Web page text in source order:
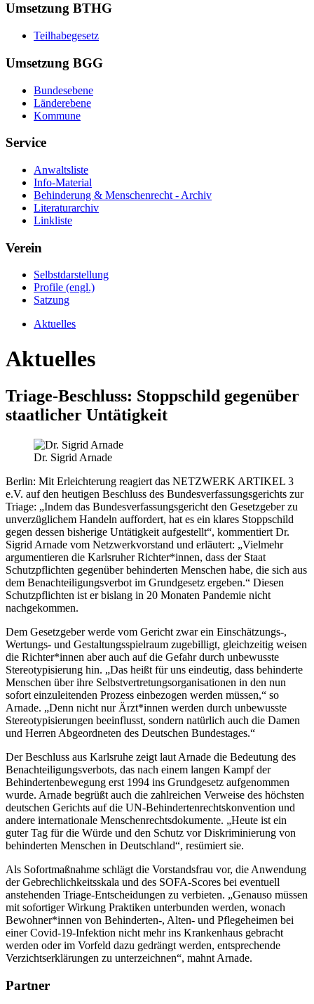
Umsetzung BTHG
Teilhabegesetz
Umsetzung BGG
Bundesebene
Länderebene
Kommune
Service
Anwaltsliste
Info-Material
Behinderung & Menschenrecht - Archiv
Literaturarchiv
Linkliste
Verein
Selbstdarstellung
Profile (engl.)
Satzung
Aktuelles
Aktuelles
Triage-Beschluss: Stoppschild gegenüber
staatlicher Untätigkeit
Dr. Sigrid Arnade
Berlin: Mit Erleichterung reagiert das NETZWERK ARTIKEL 3
e.V. auf den heutigen Beschluss des Bundesverfassungsgerichts zur
Triage: „Indem das Bundesverfassungsgericht den Gesetzgeber zu
unverzüglichem Handeln auffordert, hat es ein klares Stoppschild
gegen dessen bisherige Untätigkeit aufgestellt“, kommentiert Dr.
Sigrid Arnade vom Netzwerkvorstand und erläutert: „Vielmehr
argumentieren die Karlsruher Richter*innen, dass der Staat
Schutzpflichten gegenüber behinderten Menschen habe, die sich aus
dem Benachteiligungsverbot im Grundgesetz ergeben.“ Diesen
Schutzpflichten ist er bislang in 20 Monaten Pandemie nicht
nachgekommen.
Dem Gesetzgeber werde vom Gericht zwar ein Einschätzungs-,
Wertungs- und Gestaltungsspielraum zugebilligt, gleichzeitig weisen
die Richter*innen aber auch auf die Gefahr durch unbewusste
Stereotypisierung hin. „Das heißt für uns eindeutig, dass behinderte
Menschen über ihre Selbstvertretungsorganisationen in den nun
sofort einzuleitenden Prozess einbezogen werden müssen,“ so
Arnade. „Denn nicht nur Ärzt*innen werden durch unbewusste
Stereotypisierungen beeinflusst, sondern natürlich auch die Damen
und Herren Abgeordneten des Deutschen Bundestages.“
Der Beschluss aus Karlsruhe zeigt laut Arnade die Bedeutung des
Benachteiligungsverbots, das nach einem langen Kampf der
Behindertenbewegung erst 1994 ins Grundgesetz aufgenommen
wurde. Arnade begrüßt auch die zahlreichen Verweise des höchsten
deutschen Gerichts auf die UN-Behindertenrechtskonvention und
andere internationale Menschenrechtsdokumente. „Heute ist ein
guter Tag für die Würde und den Schutz vor Diskriminierung von
behinderten Menschen in Deutschland“, resümiert sie.
Als Sofortmaßnahme schlägt die Vorstandsfrau vor, die Anwendung
der Gebrechlichkeitsskala und des SOFA-Scores bei eventuell
anstehenden Triage-Entscheidungen zu verbieten. „Genauso müssen
mit sofortiger Wirkung Praktiken unterbunden werden, wonach
Bewohner*innen von Behinderten-, Alten- und Pflegeheimen bei
einer Covid-19-Infektion nicht mehr ins Krankenhaus gebracht
werden oder im Vorfeld dazu gedrängt werden, entsprechende
Verzichtserklärungen zu unterzeichnen“, mahnt Arnade.
Partner